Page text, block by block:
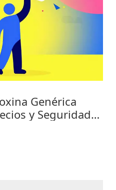
Genérica
y Seguridad